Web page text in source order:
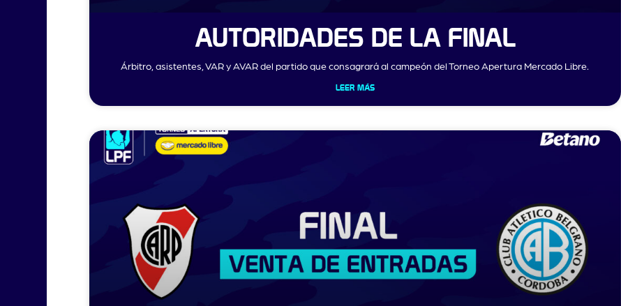
AUTORIDADES DE LA FINAL
Árbitro, asistentes, VAR y AVAR del partido que consagrará al campeón del Torneo Apertura Mercado Libre.
LEER MÁS